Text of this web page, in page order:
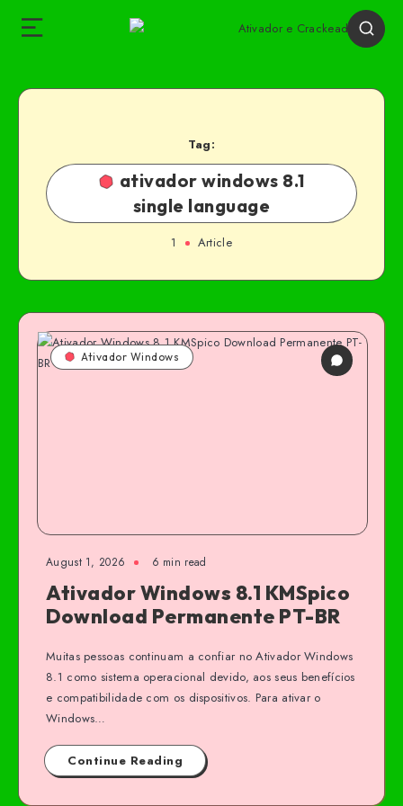
Tag:
ativador windows 8.1
single language
1 Article
Ativador Windows
August 1, 2026 6 min read
Ativador Windows 8.1 KMSpico
Download Permanente PT-BR
Muitas pessoas continuam a confiar no Ativador Windows
8.1 como sistema operacional devido, aos seus benefícios
e compatibilidade com os dispositivos. Para ativar o
Windows…
Continue Reading